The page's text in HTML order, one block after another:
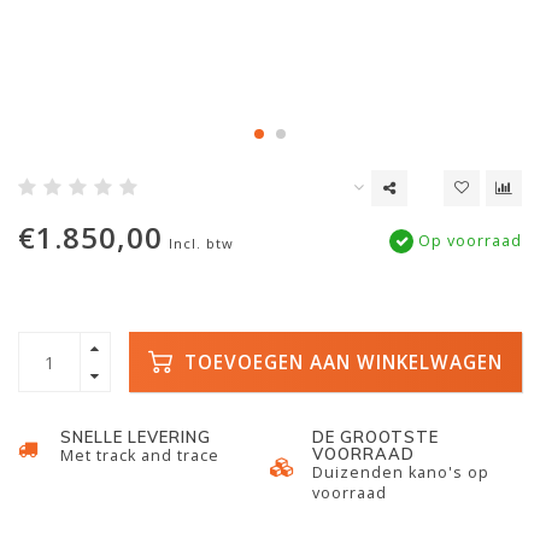
€1.850,00 Incl. btw Op voorraad
TOEVOEGEN AAN WINKELWAGEN
SNELLE LEVERING
Met track and trace
DE GROOTSTE
VOORRAAD
Duizenden kano's op
voorraad